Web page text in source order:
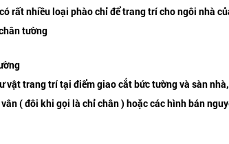
rất nhiều loại phào chỉ để trang trí cho ngôi nhà
tường
vật trang trí tại điểm giao cắt bức tường và sàn
( đôi khi gọi là chỉ chân ) hoặc các hình bán